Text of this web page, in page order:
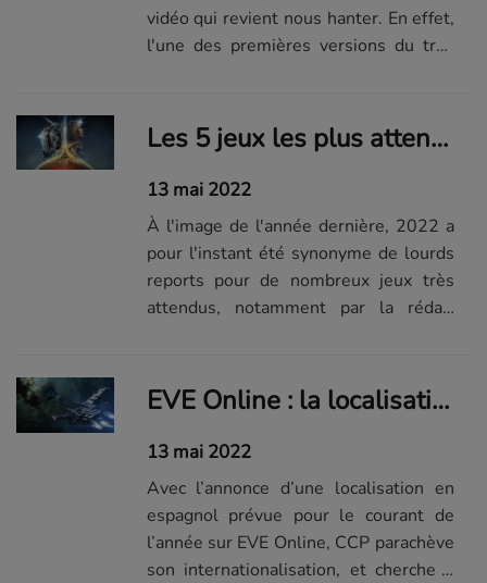
vidéo qui revient nous hanter. En effet,
l'une des premières versions du très
Les 5 jeux les plus attendus en 2022 qui sortiront malheureusement l'année prochaine
13 mai 2022
À l'image de l'année dernière, 2022 a
pour l'instant été synonyme de lourds
reports pour de nombreux jeux très
attendus, notamment par la rédac'
EVE Online : la localisation au cœur des préoccupations de CCP
13 mai 2022
Avec l’annonce d’une localisation en
espagnol prévue pour le courant de
l’année sur EVE Online, CCP parachève
son internationalisation, et cherche à